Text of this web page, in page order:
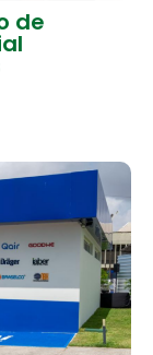
de